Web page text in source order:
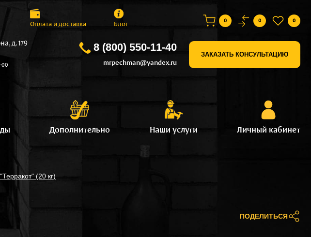
Оплата и доставка Блог 0 0 0
д. 179 8 (800) 550-11-40
mrpechman@yandex.ru
ЗАКАЗАТЬ КОНСУЛЬТАЦИЮ
Дополнительно Наши услуги Личный кабинет
(20 кг)
ПОДЕЛИТЬСЯ